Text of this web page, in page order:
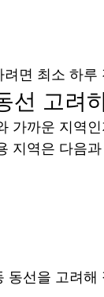
면 최소 하루
선 고려
가까운 지역
지역은 다음
동선을 고려